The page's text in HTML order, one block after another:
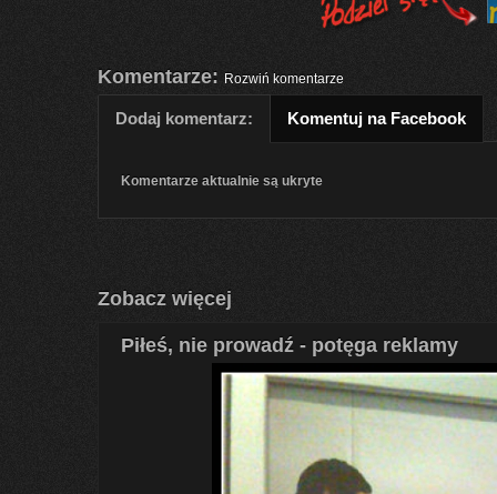
Komentarze: Rozwiń komentarze
Dodaj komentarz: Komentuj na Facebook
Komentarze aktualnie są ukryte
Zobacz więcej
Piłeś, nie prowadź - potęga reklamy